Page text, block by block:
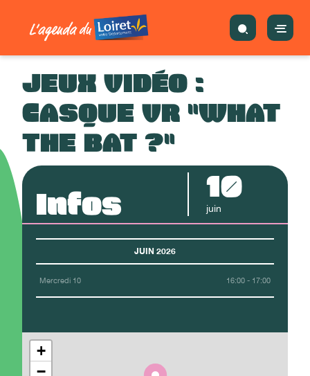
JEUX VIDÉO :
CASQUE VR "WHAT
THE BAT ?"
Infos 10
juin
JUIN 2026
Mercredi 10 16:00 - 17:00
+
−